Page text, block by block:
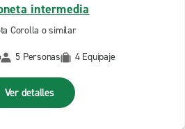
intermedia
Corolla o similar
5 Personas 4 Equipaje
Ver detalles